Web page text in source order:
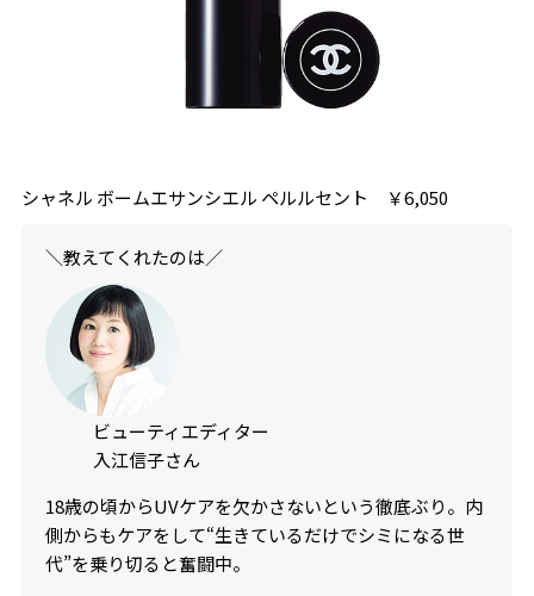
シャネル ボームエサンシエル ペルルセント ￥6,050
＼教えてくれたのは／
ビューティエディター
入江信子さん
18歳の頃からUVケアを欠かさないという徹底ぶり。内
側からもケアをして“生きているだけでシミになる世
代”を乗り切ると奮闘中。